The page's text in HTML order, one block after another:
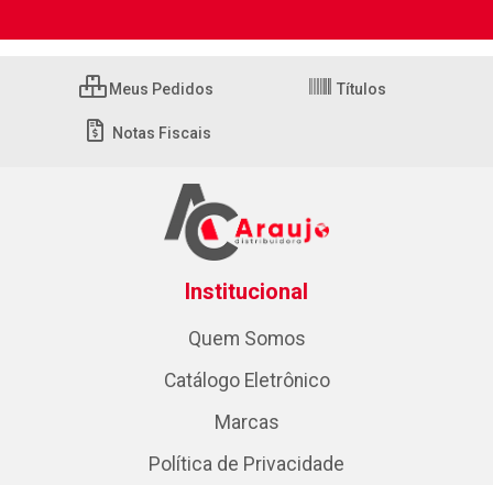
Meus Pedidos Títulos
Notas Fiscais
Institucional
Quem Somos
Catálogo Eletrônico
Marcas
Política de Privacidade